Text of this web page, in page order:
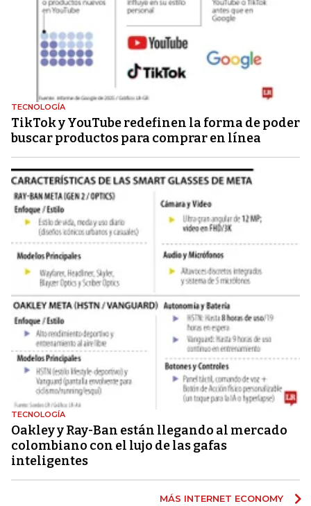
TECNOLOGÍA
TikTok y YouTube redefinen la forma de poder
buscar productos para comprar en línea
TECNOLOGÍA
Oakley y Ray-Ban están llegando al mercado
colombiano con el lujo de las gafas
inteligentes
MÁS INTERNET ECONOMY